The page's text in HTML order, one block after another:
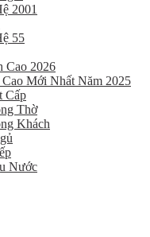
2001
55
Cao 2026
Mới Nhất Năm 2025
Cấp
Thờ
Khách
Nước